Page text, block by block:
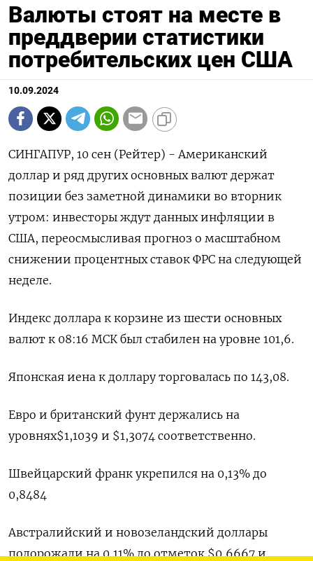
Валюты стоят на месте в
преддверии статистики
потребительских цен США
10.09.2024
СИНГАПУР, 10 сен (Рейтер) - Американский
доллар и ряд других основных валют держат
позиции без заметной динамики во вторник
утром: инвесторы ждут данных инфляции в
США, переосмысливая прогноз о масштабном
снижении процентных ставок ФРС на следующей
неделе.
Индекс доллара к корзине из шести основных
валют к 08:16 МСК был стабилен на уровне 101,6.
Японская иена к доллару торговалась по 143,08.
Евро и британский фунт держались на
уровнях$1,1039 и $1,3074 соответственно.
Швейцарский франк укрепился на 0,13% до
0,8484
Австралийский и новозеландский доллары
подорожали на 0,11% до отметок $0,6667 и